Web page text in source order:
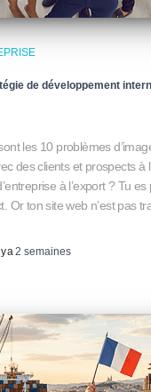
de développement
les 10 problèmes
des clients et prospects à
à l’export ? Tu es
Or ton site web n’est pas
y a2 semaines